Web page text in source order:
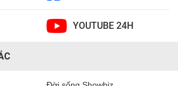
YOUTUBE 24H